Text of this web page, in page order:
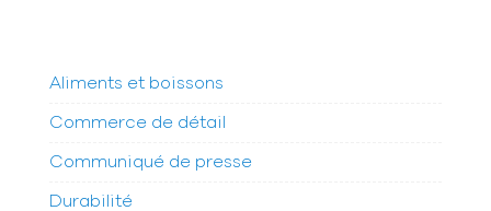
Aliments et boissons
Commerce de détail
Communiqué de presse
Durabilité